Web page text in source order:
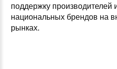
поддержку производителей
национальных брендов на
рынках.